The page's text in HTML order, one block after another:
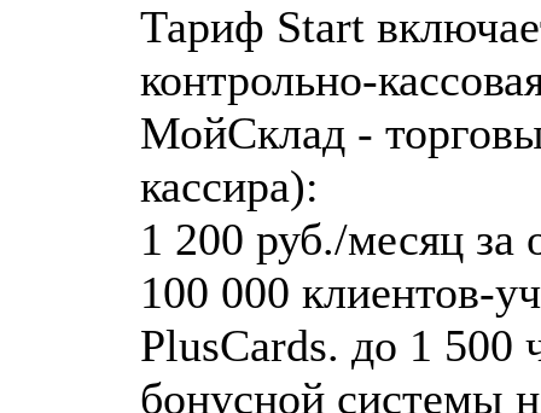
Тариф Start
контрольно-
МойСклад -
кассира):
1 200 руб./месяц за
100 000 клиентов-
PlusCards. до 1 500
бонусной системы